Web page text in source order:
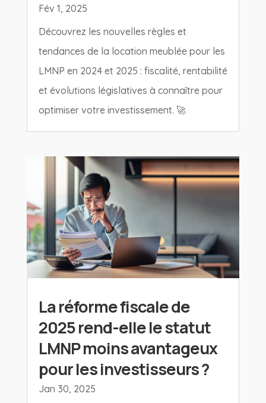
Fév 1, 2025
Découvrez les nouvelles règles et
tendances de la location meublée pour les
LMNP en 2024 et 2025 : fiscalité, rentabilité
et évolutions législatives à connaître pour
optimiser votre investissement. 🚀
La réforme fiscale de
2025 rend-elle le statut
LMNP moins avantageux
pour les investisseurs ?
Jan 30, 2025